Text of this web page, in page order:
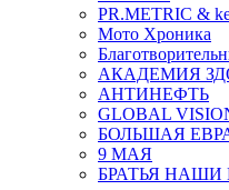
PR.METRIC &
Мото Хроника
АКАДЕМИЯ
АНТИНЕФТЬ
GLOBAL
БОЛЬШАЯ
9 МАЯ
БРАТЬЯ